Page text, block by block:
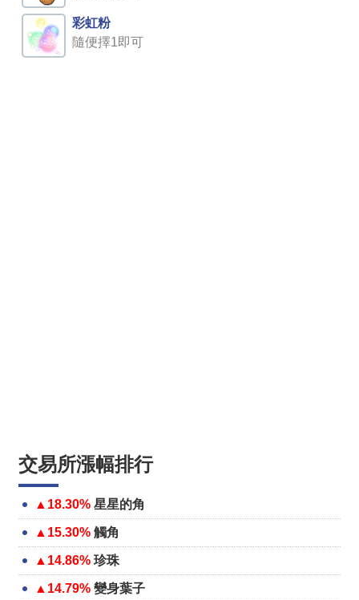
彩虹粉
隨便擇1即可
交易所漲幅排行
▲18.30% 星星的角
▲15.30% 觸角
▲14.86% 珍珠
▲14.79% 變身葉子